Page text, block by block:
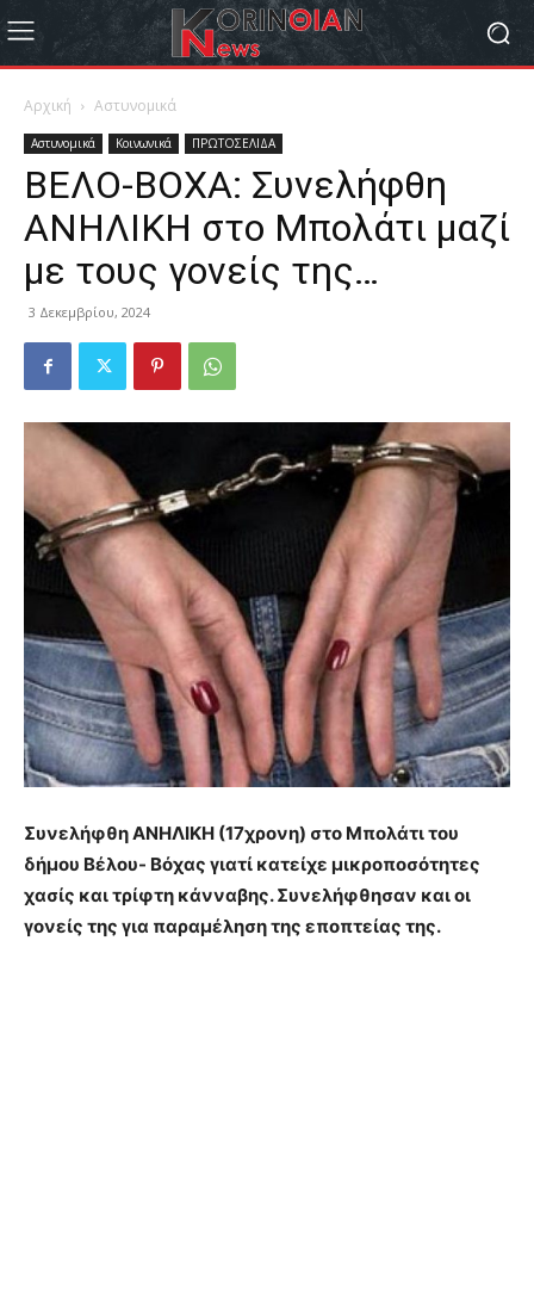
Αρχική Αστυνομικά
Αστυνομικά Κοινωνικά ΠΡΩΤΟΣΕΛΙΔΑ
ΒΕΛΟ-ΒΟΧΑ: Συνελήφθη
ΑΝΗΛΙΚΗ στο Μπολάτι μαζί
με τους γονείς της…
3 Δεκεμβρίου, 2024
Συνελήφθη ΑΝΗΛΙΚΗ (17χρονη) στο Μπολάτι του
δήμου Βέλου- Βόχας γιατί κατείχε μικροποσότητες
χασίς και τρίφτη κάνναβης. Συνελήφθησαν και οι
γονείς της για παραμέληση της εποπτείας της.